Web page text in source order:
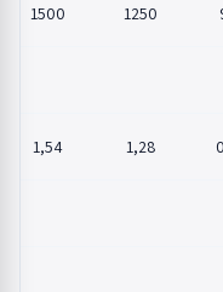
1250
1500
1,28
1,54